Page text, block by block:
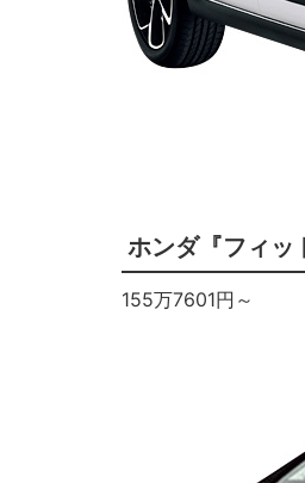
ホンダ『フィッ
155万7601円～